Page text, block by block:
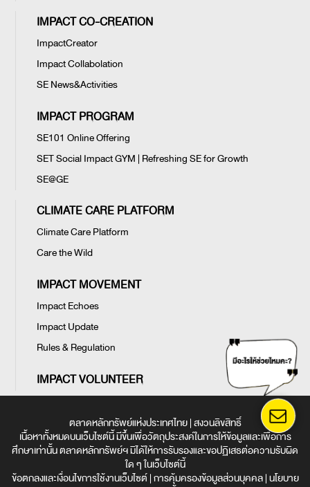
IMPACT CO-CREATION
ImpactCreator
Impact Collabolation
SE News&Activities
IMPACT PROGRAM
SE101 Online Offering
SET Social Impact GYM | Refreshing SE for Growth
SE@GE
CLIMATE CARE PLATFORM
Climate Care Platform
Care the Wild
IMPACT MOVEMENT
Impact Echoes
Impact Update
Rules & Regulation
IMPACT VOLUNTEER
ตลาดหลักทรัพย์แห่งประเทศไทย | สงวนลิขสิทธิ์
เนื้อหาทั้งหมดบนเว็บไซต์นี้ มีขึ้นเพื่อวัตถุประสงค์ในการให้ข้อมูลและเพื่อการ
ศึกษาเท่านั้น ตลาดหลักทรัพย์ฯ มิได้ให้การรับรองและขอปฏิเสธต่อความรับผิด
ใด ๆ ในเว็บไซต์นี้
ข้อตกลงและเงื่อนไขการใช้งานเว็บไซต์|การคุ้มครองข้อมูลส่วนบุคคล|นโยบาย